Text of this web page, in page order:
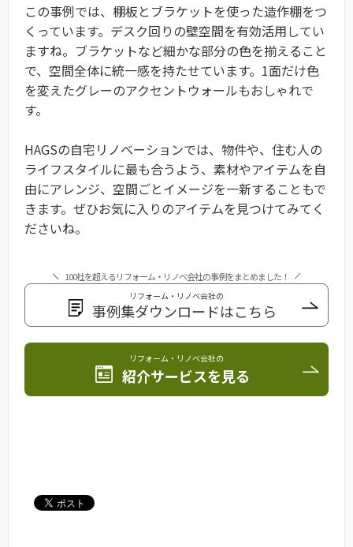
この事例では、棚板とブラケットを使った造作棚をつ
くっています。デスク回りの壁空間を有効活用してい
ますね。ブラケットなど細かな部分の色を揃えること
で、空間全体に統一感を持たせています。1面だけ色
を変えたグレーのアクセントウォールもおしゃれで
す。
HAGSの自宅リノベーションでは、物件や、住む人の
ライフスタイルに最も合うよう、素材やアイテムを自
由にアレンジ、空間ごとイメージを一新することもで
きます。ぜひお気に入りのアイテムを見つけてみてく
ださいね。
100社を超えるリフォーム・リノベ会社の事例をまとめました！
リフォーム・リノベ会社の
事例集ダウンロードはこちら
リフォーム・リノベ会社の
紹介サービスを見る